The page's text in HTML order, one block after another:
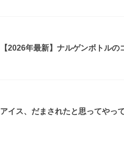
【2026年最新】ナルゲンボトル
アイス、だまされたと思ってやっ